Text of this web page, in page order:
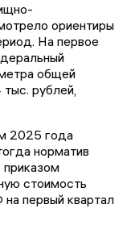
ориентиры
На первое
общей
рублей,
2025 года
норматив
приказом
стоимость
первый квартал